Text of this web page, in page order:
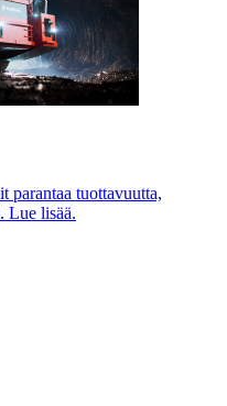
parantaa tuottavuutta,
Lue lisää.